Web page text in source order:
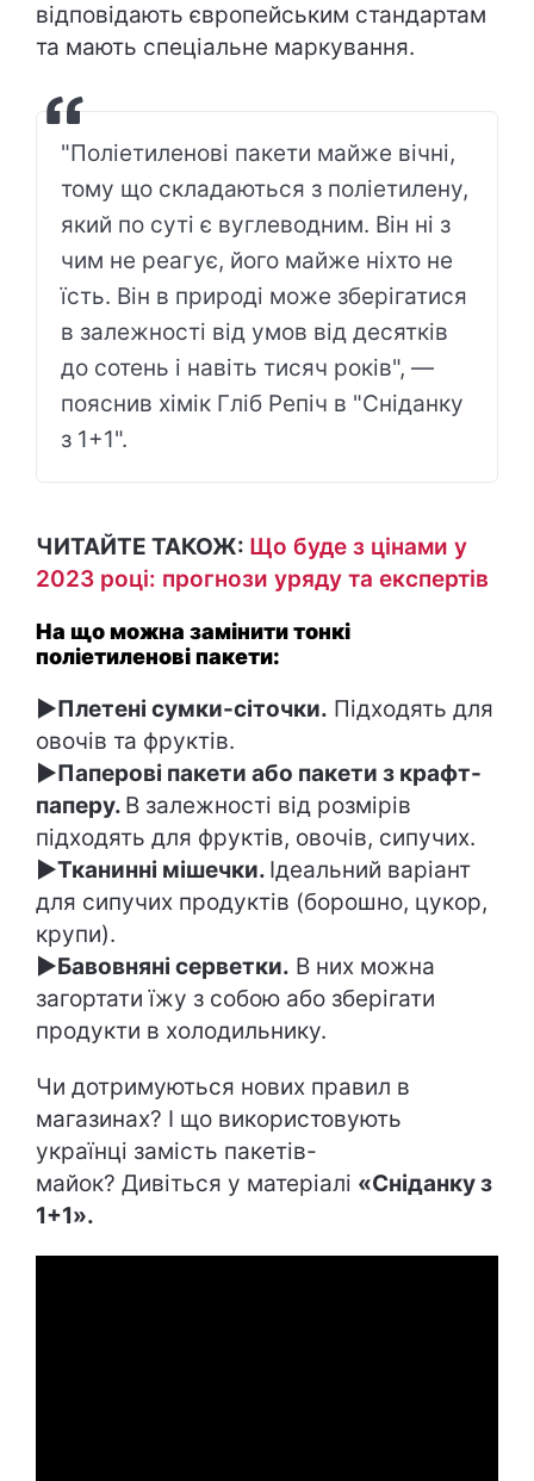
відповідають європейським стандартам
та мають спеціальне маркування.
"Поліетиленові пакети майже вічні,
тому що складаються з поліетилену,
який по суті є вуглеводним. Він ні з
чим не реагує, його майже ніхто не
їсть. Він в природі може зберігатися
в залежності від умов від десятків
до сотень і навіть тисяч років", —
пояснив хімік Гліб Репіч в "Сніданку
з 1+1".
ЧИТАЙТЕ ТАКОЖ: Що буде з цінами у
2023 році: прогнози уряду та експертів
На що можна замінити тонкі
поліетиленові пакети:
►Плетені сумки-сіточки. Підходять для
овочів та фруктів.
►Паперові пакети або пакети з крафт-
паперу. В залежності від розмірів
підходять для фруктів, овочів, сипучих.
►Тканинні мішечки. Ідеальний варіант
для сипучих продуктів (борошно, цукор,
крупи).
►Бавовняні серветки. В них можна
загортати їжу з собою або зберігати
продукти в холодильнику.
Чи дотримуються нових правил в
магазинах? І що використовують
українці замість пакетів-
майок? Дивіться у матеріалі «Сніданку з
1+1».